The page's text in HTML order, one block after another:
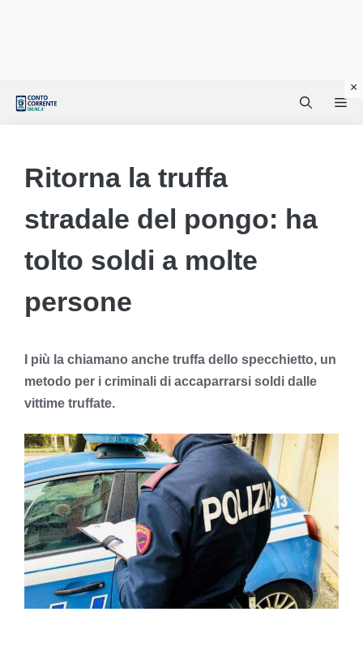
Ritorna la truffa
stradale del pongo: ha
tolto soldi a molte
persone
I più la chiamano anche truffa dello specchietto, un
metodo per i criminali di accaparrarsi soldi dalle
vittime truffate.